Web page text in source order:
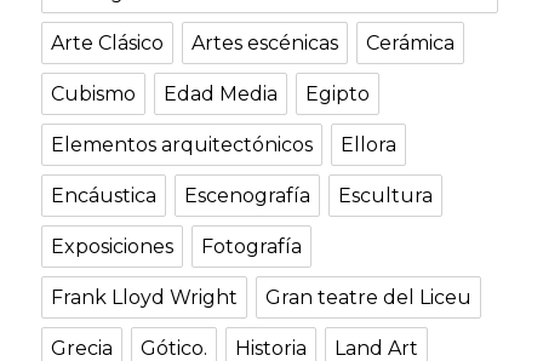
Arte Clásico Artes escénicas Cerámica
Cubismo Edad Media Egipto
Elementos arquitectónicos Ellora
Encáustica Escenografía Escultura
Exposiciones Fotografía
Frank Lloyd Wright Gran teatre del Liceu
Grecia Gótico. Historia Land Art